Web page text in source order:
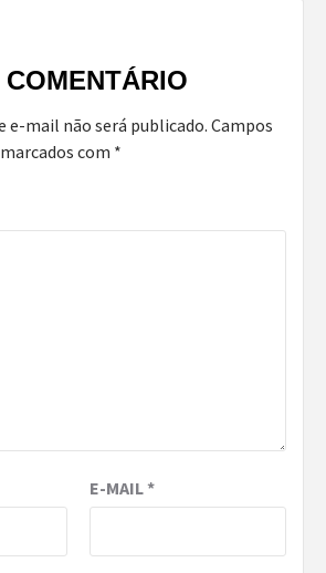
e-mail não será publicado. Campos
com *
E-MAIL*